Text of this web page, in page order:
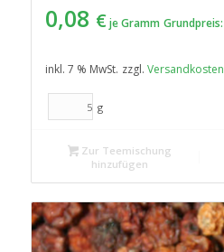
0,08 € je Gramm Grundpreis:
inkl. 7 % MwSt. zzgl. Versandkosten
g
Zur Teemischung
hinzufügen